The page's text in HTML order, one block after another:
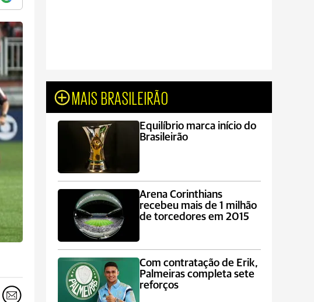
MAIS BRASILEIRÃO
Equilíbrio marca início do
Brasileirão
Arena Corinthians
recebeu mais de 1 milhão
de torcedores em 2015
Com contratação de Erik,
Palmeiras completa sete
reforços